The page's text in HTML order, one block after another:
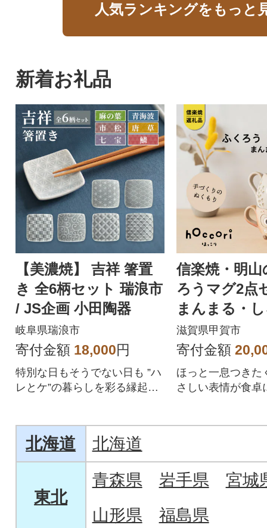
人気ランキングをもっと
新着お礼品
【美濃焼】 吉祥 箸置
き 全6柄セット 瑞浪市
/ JS企画 小田陶器
岐阜県瑞浪市
寄付金額 18,000円
特別な日もそうでない日も ”ハ
レとケ”の暮らしを彩る縁起の
信楽焼・明
ろうマグ2
まんまる・
hc-
滋賀県甲賀市
寄付金額
ほっと一息つきた
さしい表情が食卓
北海道 北海道
東北
青森県 岩手県
宮城
山形県
福島県